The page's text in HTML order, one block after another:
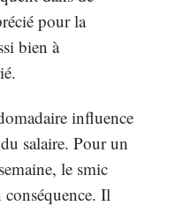
pour la
bien à
influence
salaire. Pour un
le smic
conséquence. Il